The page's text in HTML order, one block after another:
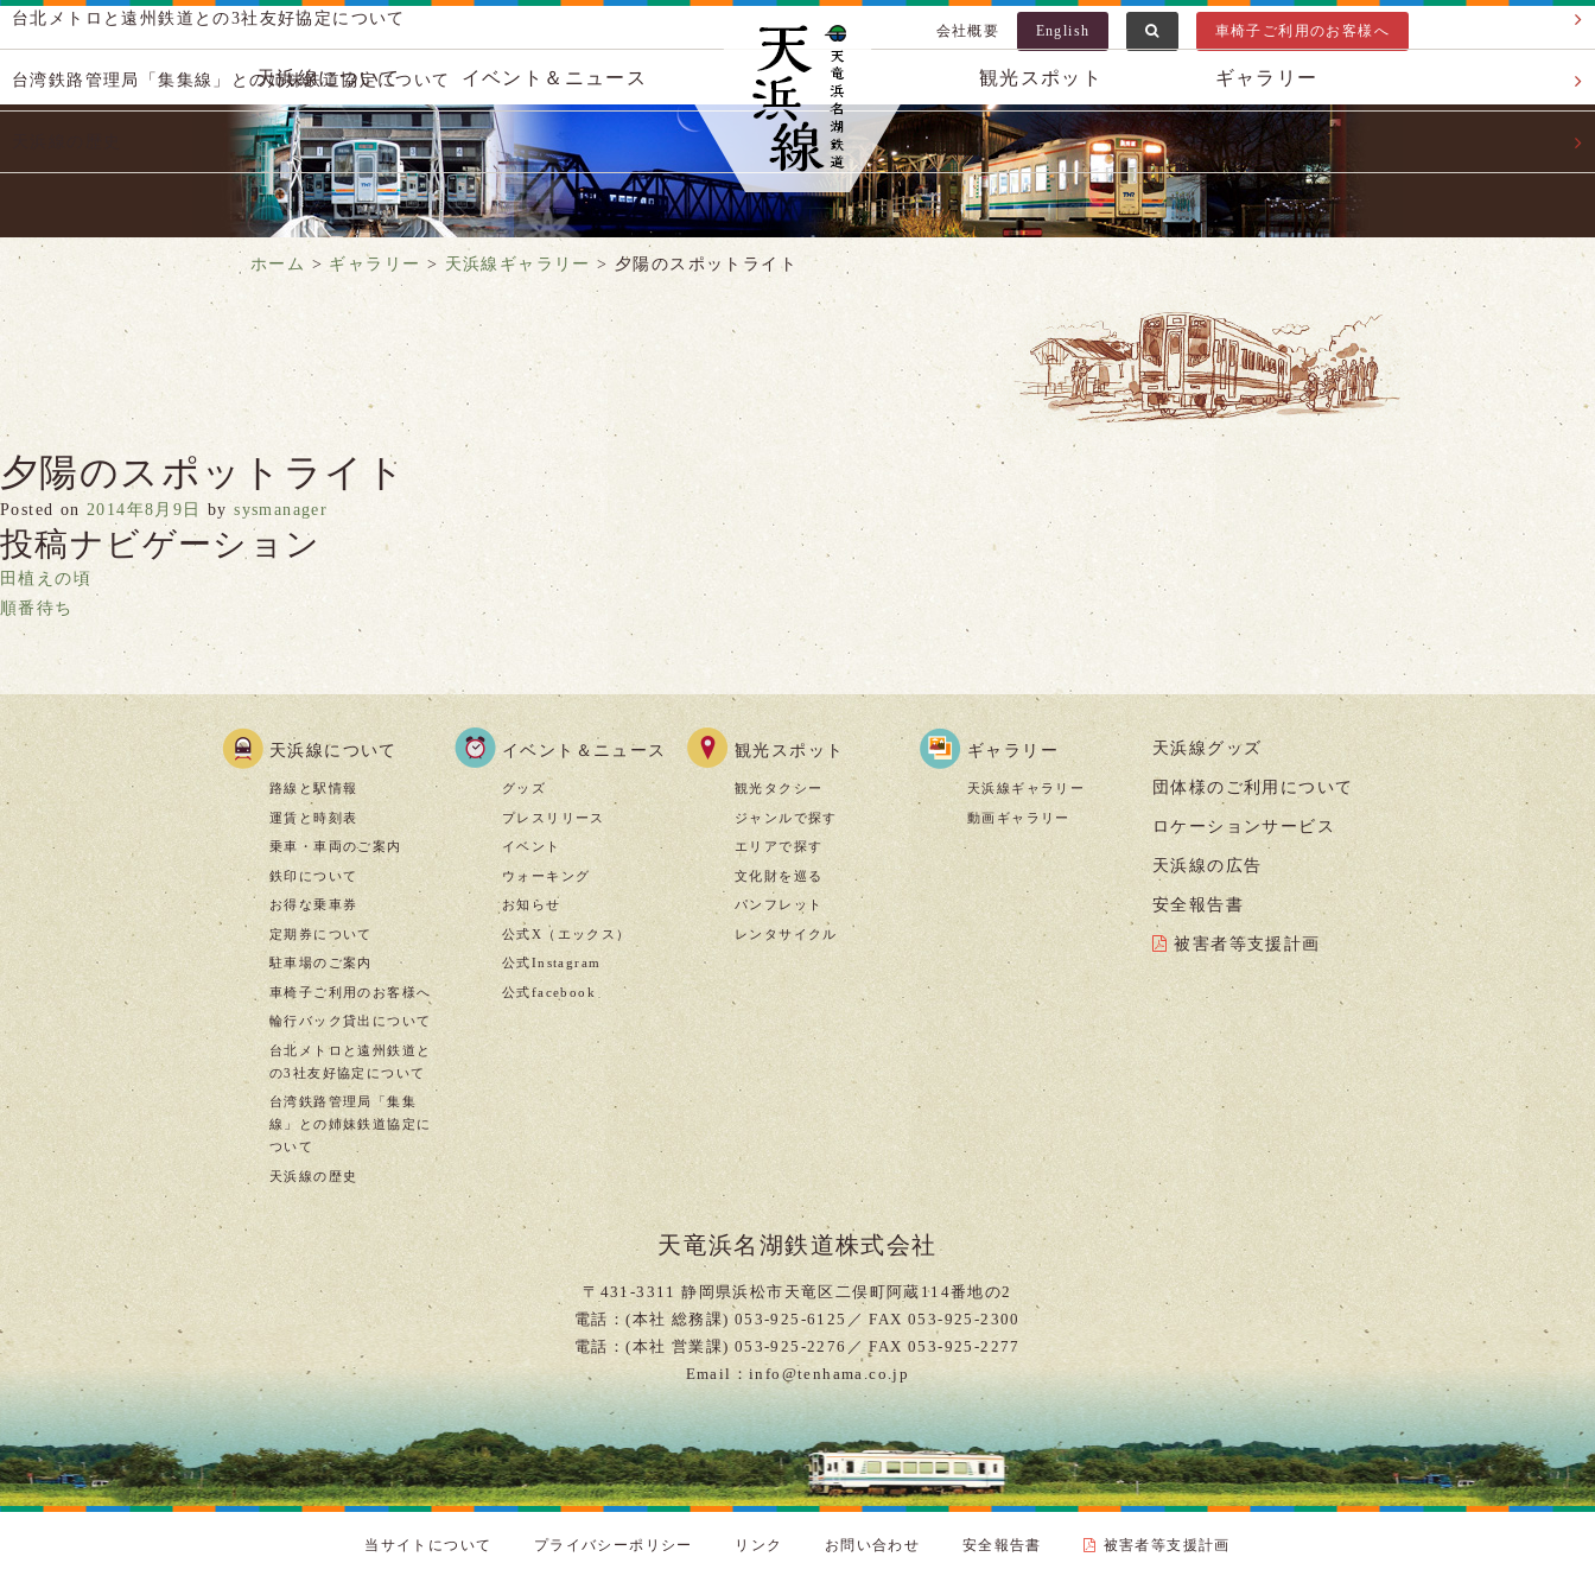
会社概要 English 車椅子ご利用のお客様へ
天浜線について イベント＆ニュース 観光スポット ギャラリー
ホーム > ギャラリー > 天浜線ギャラリー > 夕陽のスポットライト
夕陽のスポットライト
Posted on2014年8月9日 bysysmanager
投稿ナビゲーション
田植えの頃
順番待ち
台北メトロと遠州鉄道との3社友好協定について
台湾鉄路管理局「集集線」との姉妹鉄道協定について
天浜線について
路線と駅情報
運賃と時刻表
乗車・車両のご案内
鉄印について
お得な乗車券
定期券について
駐車場のご案内
車椅子ご利用のお客様へ
輪行バック貸出について
台北メトロと遠州鉄道と
の3社友好協定について
台湾鉄路管理局「集集
線」との姉妹鉄道協定に
ついて
天浜線の歴史
イベント＆ニュース
グッズ
プレスリリース
イベント
ウォーキング
お知らせ
公式X（エックス）
公式Instagram
公式facebook
観光スポット
観光タクシー
ジャンルで探す
エリアで探す
文化財を巡る
パンフレット
レンタサイクル
ギャラリー
天浜線ギャラリー
動画ギャラリー
天浜線グッズ
団体様のご利用について
ロケーションサービス
天浜線の広告
安全報告書
被害者等支援計画
天竜浜名湖鉄道株式会社
〒431-3311 静岡県浜松市天竜区二俣町阿蔵114番地の2
電話：(本社 総務課) 053-925-6125／ FAX 053-925-2300
電話：(本社 営業課) 053-925-2276／ FAX 053-925-2277
Email：info@tenhama.co.jp
当サイトについて プライバシーポリシー リンク お問い合わせ 安全報告書 被害者等支援計画